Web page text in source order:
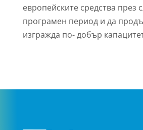
европейските средства през
програмен период и да
изгражда по- добър